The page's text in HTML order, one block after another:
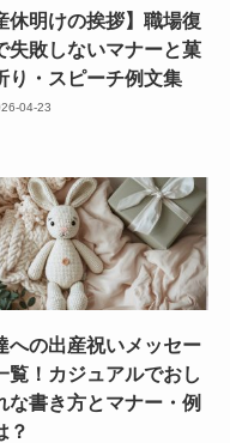
休明けの挨拶】職場復
失敗しないマナーと菓
り・スピーチ例文集
04-23
への出産祝いメッセー
覧！カジュアルでおし
な書き方とマナー・例
？